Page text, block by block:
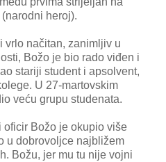
heroj).
vrlo načitan, zanimljiv u
Božo je bio rado viđen i
stariji student i apsolvent,
U 27-martovskim
veću grupu studenata.
oficir Božo je okupio više
u dobrovoljce najbližem
Božu, jer mu tu nije vojni